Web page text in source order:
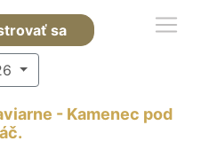
sa
- Kamenec pod